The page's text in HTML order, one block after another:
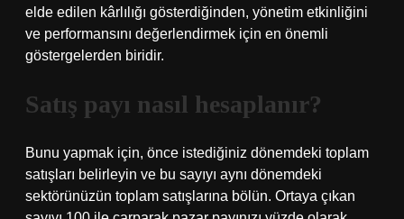
elde edilen kârlılığı gösterdiğinden, yönetim etkinliğini
ve performansını değerlendirmek için en önemli
göstergelerden biridir.
Satış payı nasıl hesaplanır?
Bunu yapmak için, önce istediğiniz dönemdeki toplam
satışları belirleyin ve bu sayıyı aynı dönemdeki
sektörünüzün toplam satışlarına bölün. Ortaya çıkan